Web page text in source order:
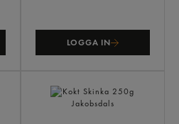
LOGGA IN